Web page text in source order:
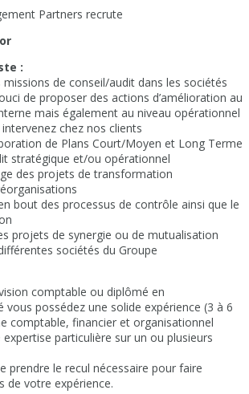
Partners recrute
:
missions de conseil/audit dans les sociétés
de proposer des actions d’amélioration au
mais également au niveau opérationnel
chez nos clients
de Plans Court/Moyen et Long Terme
stratégique et/ou opérationnel
des projets de transformation
bout des processus de contrôle ainsi que le
projets de synergie ou de mutualisation
sociétés du Groupe
comptable ou diplômé en
vous possédez une solide expérience (3 à 6
comptable, financier et organisationnel
expertise particulière sur un ou plusieurs
prendre le recul nécessaire pour faire
de votre expérience.